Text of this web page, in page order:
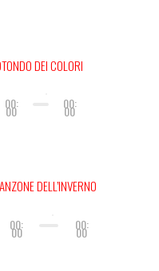
DEI COLORI
00:
00 00:
00
DELL’INVERNO
00:
00 00:
00